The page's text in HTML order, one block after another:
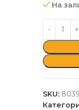
На
SKU: